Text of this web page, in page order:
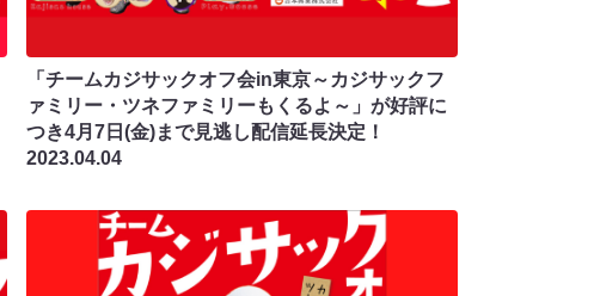
「チームカジサックオフ会in東京～カジサックフ
ァミリー・ツネファミリーもくるよ～」が好評に
つき4月7日(金)まで見逃し配信延長決定！
2023.04.04